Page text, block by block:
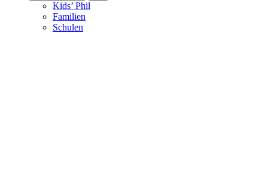
Kids’ Phil
Familien
Schulen